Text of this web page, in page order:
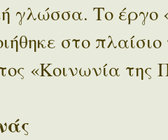
γλώσσα. Το
στο
«Κοινωνία της